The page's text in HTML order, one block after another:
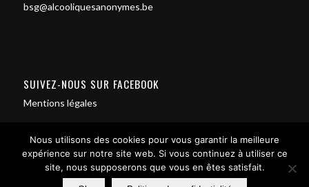
bsg@alcooliquesanonymes.be
SUIVEZ-NOUS SUR FACEBOOK
Mentions légales
Nous utilisons des cookies pour vous garantir la meilleure
expérience sur notre site web. Si vous continuez à utiliser ce
site, nous supposerons que vous en êtes satisfait.
Contact us